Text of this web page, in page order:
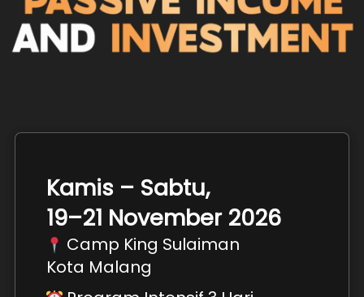
Kamis – Sabtu,
19–21 November 2026
Camp King Sulaiman
Kota Malang